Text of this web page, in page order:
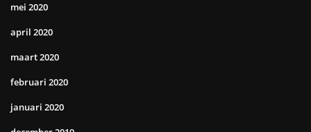
mei 2020
april 2020
maart 2020
februari 2020
januari 2020